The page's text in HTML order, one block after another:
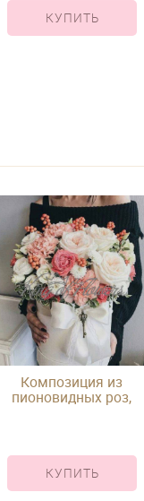
КУПИТЬ
Композиция из
пионовидных роз,
КУПИТЬ